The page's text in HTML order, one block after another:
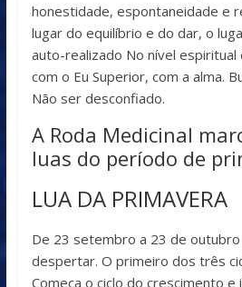
honestidade, espontaneidade e
lugar do equilíbrio e do dar, o
auto-realizado No nível
com o Eu Superior, com a alma.
Não ser desconfiado.
A Roda Medicinal
luas do período de
LUA DA PRIMAVERA
De 23 setembro a 23 de
despertar. O primeiro dos três
Começa o ciclo do crescimento e